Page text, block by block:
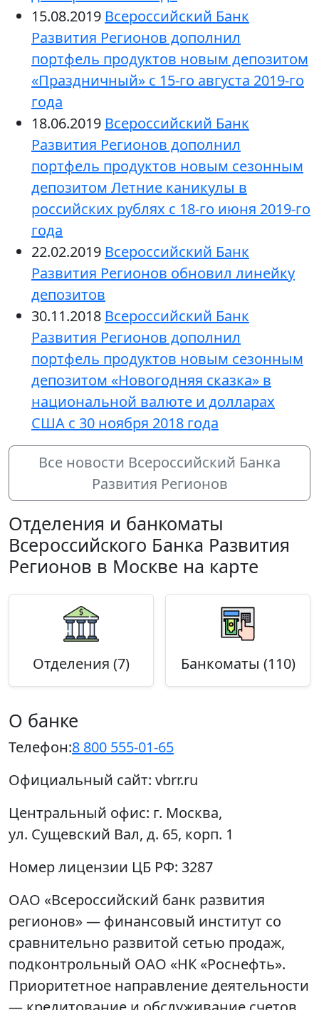
15.08.2019 Всероссийский Банк
Развития Регионов дополнил
портфель продуктов новым депозитом
«Праздничный» с 15-го августа 2019-го
года
18.06.2019 Всероссийский Банк
Развития Регионов дополнил
портфель продуктов новым сезонным
депозитом Летние каникулы в
российских рублях с 18-го июня 2019-го
года
22.02.2019 Всероссийский Банк
Развития Регионов обновил линейку
депозитов
30.11.2018 Всероссийский Банк
Развития Регионов дополнил
портфель продуктов новым сезонным
депозитом «Новогодняя сказка» в
национальной валюте и долларах
США с 30 ноября 2018 года
Все новости Всероссийский Банка
Развития Регионов
Отделения и банкоматы
Всероссийского Банка Развития
Регионов в Москве на карте
Отделения (7) Банкоматы (110)
О банке
Телефон:8 800 555-01-65
Официальный сайт: vbrr.ru
Центральный офис: г. Москва,
ул. Сущевский Вал, д. 65, корп. 1
Номер лицензии ЦБ РФ: 3287
ОАО «Всероссийский банк развития
регионов» — финансовый институт со
сравнительно развитой сетью продаж,
подконтрольный ОАО «НК «Роснефть».
Приоритетное направление деятельности